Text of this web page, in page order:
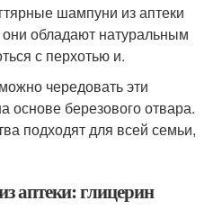
шампуни из аптеки
обладают натуральным
с перхотью и.
чередовать эти
березового отвара.
подходят для всей семьи,
аптеки: глицерин